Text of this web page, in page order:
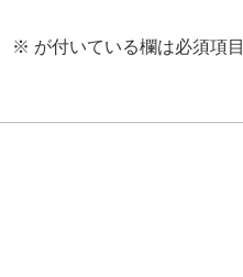
※ が付いている欄は必須項